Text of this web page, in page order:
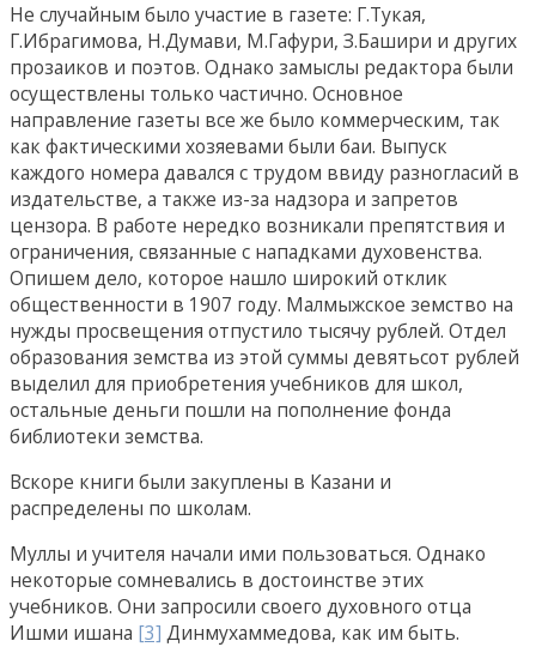
Не случайным было участие в газете: Г.Тукая,
Г.Ибрагимова, Н.Думави, М.Гафури, З.Башири и других
прозаиков и поэтов. Однако замыслы редактора были
осуществлены только частично. Основное
направление газеты все же было коммерческим, так
как фактическими хозяевами были баи. Выпуск
каждого номера давался с трудом ввиду разногласий в
издательстве, а также из-за надзора и запретов
цензора. В работе нередко возникали препятствия и
ограничения, связанные с нападками духовенства.
Опишем дело, которое нашло широкий отклик
общественности в 1907 году. Малмыжское земство на
нужды просвещения отпустило тысячу рублей. Отдел
образования земства из этой суммы девятьсот рублей
выделил для приобретения учебников для школ,
остальные деньги пошли на пополнение фонда
библиотеки земства.
Вскоре книги были закуплены в Казани и
распределены по школам.
Муллы и учителя начали ими пользоваться. Однако
некоторые сомневались в достоинстве этих
учебников. Они запросили своего духовного отца
Ишми ишана [3] Динмухаммедова, как им быть.